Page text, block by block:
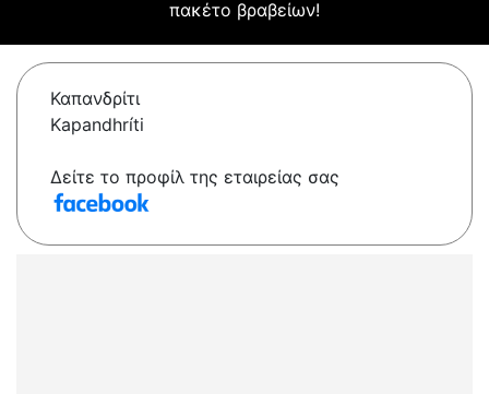
πακέτο βραβείων!
Καπανδρίτι
Kapandhríti
Δείτε το προφίλ της εταιρείας σας